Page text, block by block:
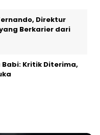
Direktur
yang Berkarier dari
Babi: Kritik Diterima,